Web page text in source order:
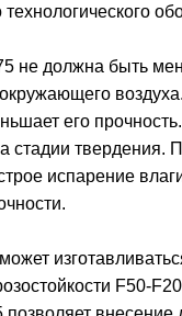
не должна быть
его
стадии твердения.
испарение
F50-